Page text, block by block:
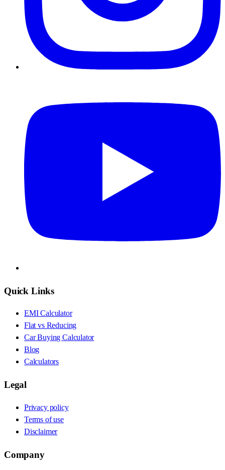
Quick Links
EMI Calculator
Flat vs Reducing
Car Buying Calculator
Blog
Calculators
Legal
Privacy policy
Terms of use
Disclaimer
Company